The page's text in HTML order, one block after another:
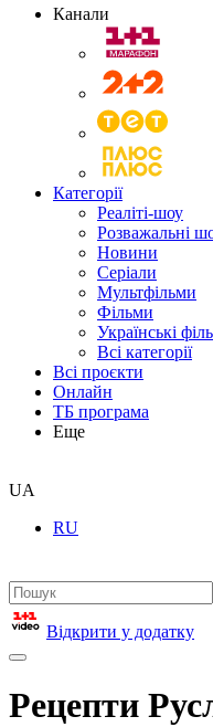
Канали
Категорії
Реаліті-шоу
Розважальні
Новини
Серіали
Мультфільми
Фільми
Українські
Всі категорії
Всі проєкти
Онлайн
ТБ програма
Еще
UA
RU
Відкрити у додатку
Рецепти